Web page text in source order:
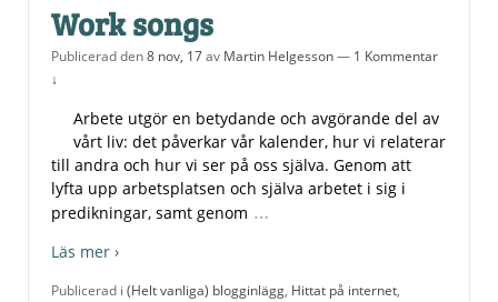
Work songs
Publicerad den8 nov, 17av Martin Helgesson— 1 Kommentar
↓
Arbete utgör en betydande och avgörande del av
vårt liv: det påverkar vår kalender, hur vi relaterar
till andra och hur vi ser på oss själva. Genom att
lyfta upp arbetsplatsen och själva arbetet i sig i
predikningar, samt genom …
Läs mer ›
Publicerad i (Helt vanliga) blogginlägg, Hittat på internet,